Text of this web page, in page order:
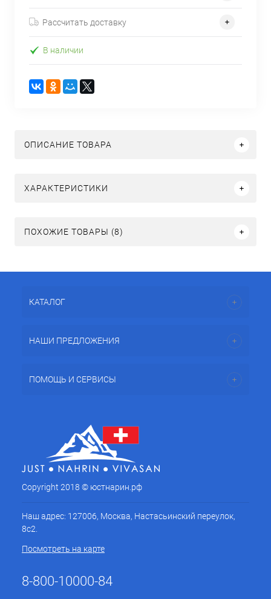
Рассчитать доставку
В наличии
ОПИСАНИЕ ТОВАРА
ХАРАКТЕРИСТИКИ
ПОХОЖИЕ ТОВАРЫ (8)
КАТАЛОГ
НАШИ ПРЕДЛОЖЕНИЯ
ПОМОЩЬ И СЕРВИСЫ
Copyright 2018 © юстнарин.рф
Наш адрес: 127006, Москва, Настасьинский переулок,
8с2.
Посмотреть на карте
8-800-10000-84